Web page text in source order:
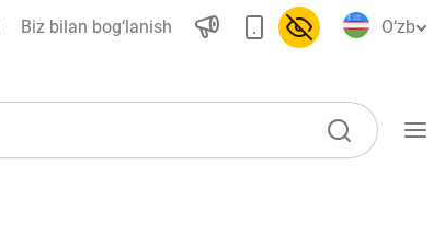
Biz bilan bog‘lanish O‘zb